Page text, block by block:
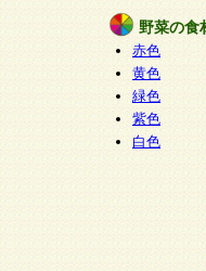
報を与えることは任意ですが
、当社のサービスの提供、お
がございますのでご了承くださ
野菜の食
赤色
黄色
緑色
紫色
白色